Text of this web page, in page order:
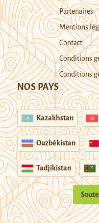
Partenaires
Mentions
Contact
Conditions
Conditions
NOS PAYS
Kazakhstan
Ouzbékistan
Tadjikistan